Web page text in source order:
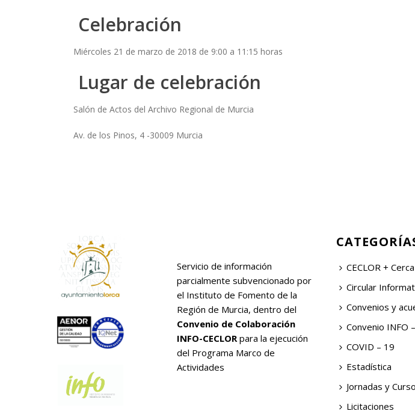
Celebración
Miércoles 21 de marzo de 2018 de 9:00 a 11:15 horas
Lugar de celebración
Salón de Actos del Archivo Regional de Murcia
Av. de los Pinos, 4 -30009 Murcia
Servicio de información
parcialmente subvencionado por
el Instituto de Fomento de la
Región de Murcia, dentro del
Convenio de Colaboración
INFO-CECLOR para la ejecución
del Programa Marco de
Actividades
CECLOR + Cerca
Circular
Convenios y
Convenio INFO
COVID – 19
Estadística
Jornadas y
Licitaciones